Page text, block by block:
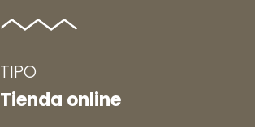
TIPO
Tienda online